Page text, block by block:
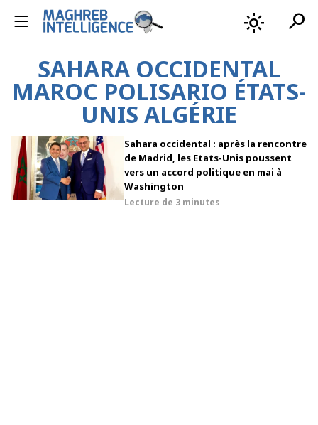
light_mode search
SAHARA OCCIDENTAL
MAROC POLISARIO ÉTATS-
UNIS ALGÉRIE
Sahara occidental : après la rencontre
de Madrid, les Etats-Unis poussent
vers un accord politique en mai à
Washington
Lecture de 3 minutes